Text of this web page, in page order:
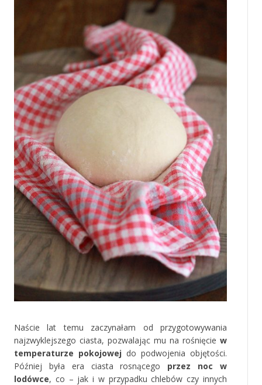
Naście lat temu zaczynałam od przygotowywania
najzwyklejszego ciasta, pozwalając mu na rośnięcie w
temperaturze pokojowej do podwojenia objętości.
Później była era ciasta rosnącego przez noc w
lodówce, co – jak i w przypadku chlebów czy innych